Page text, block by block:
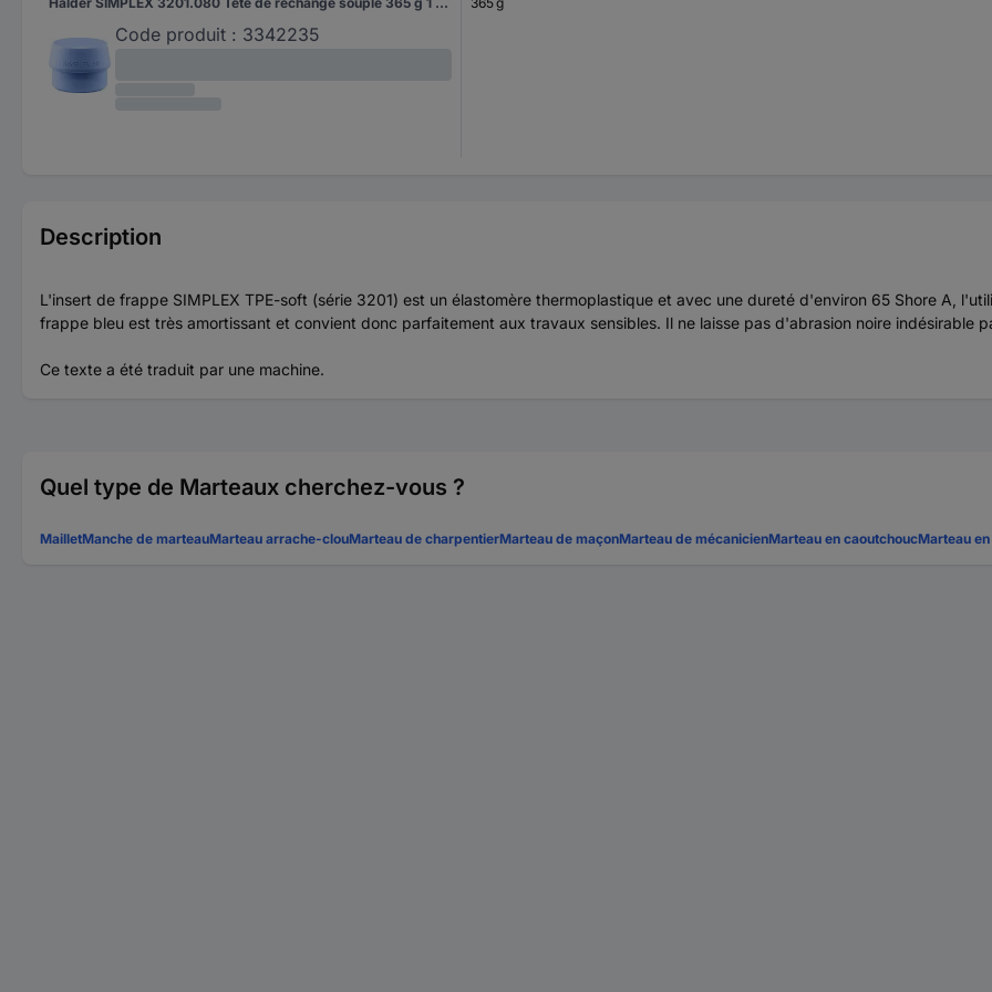
Code produit : 3342235
Description
L'insert de frappe SIMPLEX TPE-soft (série 3201) est un élastomère thermoplastique et avec une dureté d'environ 65 Shore A,
frappe bleu est très amortissant et convient donc parfaitement aux travaux sensibles. Il ne laisse pas d'abrasion noire indésirable
Ce texte a été traduit par une machine.
Quel type de Marteaux cherchez-vous ?
MailletManche de marteauMarteau arrache-clouMarteau de charpentierMarteau de maçonMarteau de mécanicienMarteau en caoutchoucMarteau